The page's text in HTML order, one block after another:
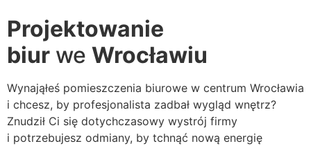
Projektowanie
biur we Wrocławiu
Wynająłeś pomieszczenia biurowe w centrum Wrocławia
i chcesz, by profesjonalista zadbał wygląd wnętrz?
Znudził Ci się dotychczasowy wystrój firmy
i potrzebujesz odmiany, by tchnąć nową energię